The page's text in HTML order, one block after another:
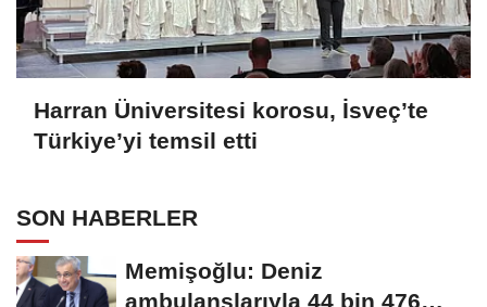
Harran Üniversitesi korosu, İsveç’te
Türkiye’yi temsil etti
SON HABERLER
Memişoğlu: Deniz
ambulanslarıyla 44 bin 476